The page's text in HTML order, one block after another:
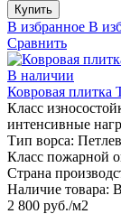
Купить
В избранное В
Сравнить
В наличии
Ковровая плитка
Класс
интенсивные
Тип ворса:
Класс пожарной
Страна
Наличие товара:
2 800 руб./м2